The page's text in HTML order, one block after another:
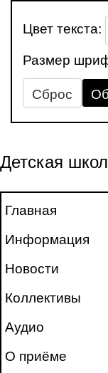
Цвет текста:
Размер
Сброс
Детская
Главная
Информация
Новости
Коллективы
Аудио
О приёме